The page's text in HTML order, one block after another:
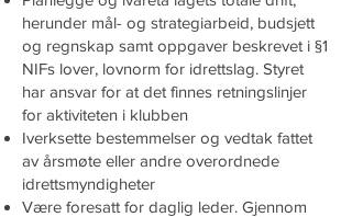
herunder mål- og strategiarbeid, budsjett
og regnskap samt oppgaver beskrevet i §1
NIFs lover, lovnorm for idrettslag. Styret
har ansvar for at det finnes retningslinjer
for aktiviteten i klubben
Iverksette bestemmelser og vedtak fattet
av årsmøte eller andre overordnede
idrettsmyndigheter
Være foresatt for daglig leder. Gjennom